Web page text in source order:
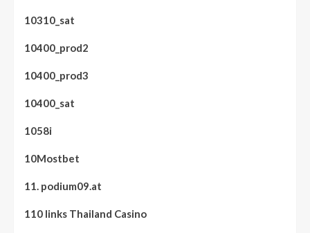
10310_sat
10400_prod2
10400_prod3
10400_sat
1058i
10Mostbet
11. podium09.at
110 links Thailand Casino